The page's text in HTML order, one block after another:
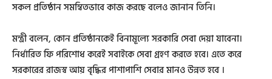
সকল প্রতিষ্ঠান সমন্বিতভাবে কাজ করছে বলেও জানান তিনি।
মন্ত্রী বলেন, কোন প্রতিষ্ঠানকেই বিনামূল্যে সরকারি সেবা দেয়া যাবেনা।
নির্ধারিত ফি পরিশোধ করেই সবাইকে সেবা গ্রহণ করতে হবে। এতে করে
সরকারের রাজস্ব আয় বৃদ্ধির পাশাপাশি সেবার মানও উন্নত হবে ।